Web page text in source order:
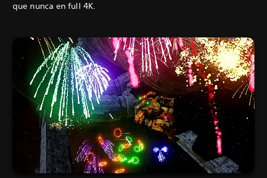
que nunca en full 4K.